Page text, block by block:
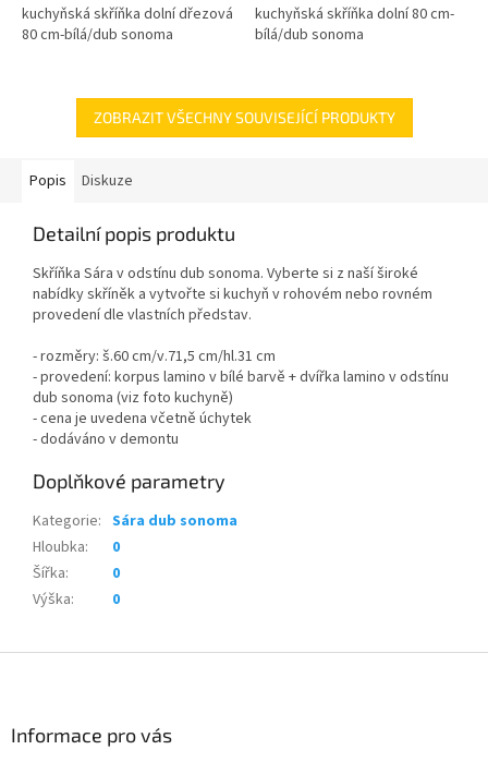
kuchyňská skříňka dolní dřezová
80 cm-bílá/dub sonoma
kuchyňská skříňka dolní 80 cm-
bílá/dub sonoma
ZOBRAZIT VŠECHNY SOUVISEJÍCÍ PRODUKTY
Popis Diskuze
Detailní popis produktu
Skříňka Sára v odstínu dub sonoma. Vyberte si z naší široké
nabídky skříněk a vytvořte si kuchyň v rohovém nebo rovném
provedení dle vlastních představ.
- rozměry: š.60 cm/v.71,5 cm/hl.31 cm
- provedení: korpus lamino v bílé barvě + dvířka lamino v odstínu
dub sonoma (viz foto kuchyně)
- cena je uvedena včetně úchytek
- dodáváno v demontu
Doplňkové parametry
Kategorie: Sára dub sonoma
Hloubka:
0
Šířka:
0
Výška: 0
Informace pro vás